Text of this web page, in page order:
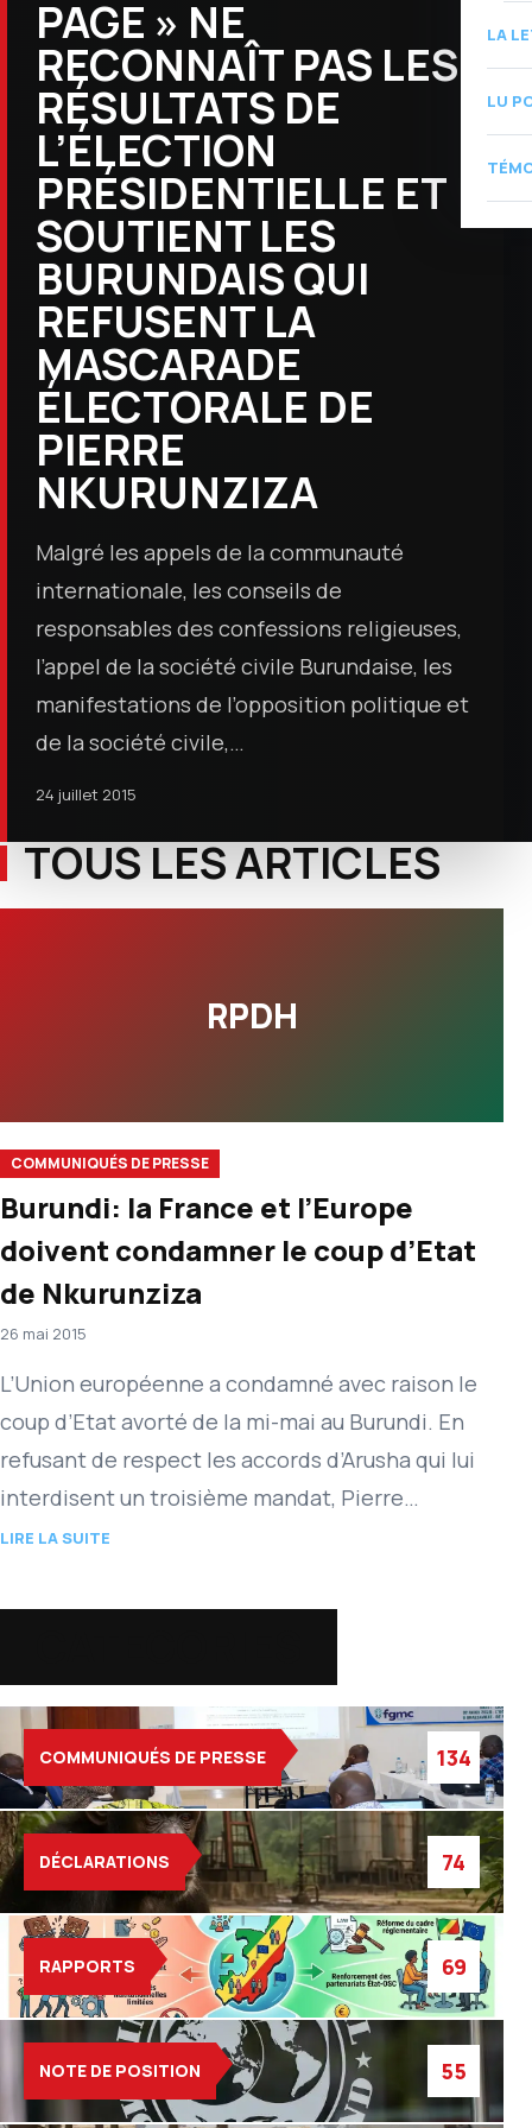
LA
LU
PAGE » NE
RECONNAÎT PAS LES
RÉSULTATS DE
L’ÉLECTION
PRÉSIDENTIELLE ET
SOUTIENT LES
BURUNDAIS QUI
REFUSENT LA
MASCARADE
ÉLECTORALE DE
PIERRE
NKURUNZIZA
Malgré les appels de la communauté
internationale, les conseils de
responsables des confessions religieuses,
l’appel de la société civile Burundaise, les
manifestations de l’opposition politique et
de la société civile,…
24 juillet 2015
TOUS LES ARTICLES
RPDH
COMMUNIQUÉS DE PRESSE
Burundi: la France et l’Europe
doivent condamner le coup d’Etat
de Nkurunziza
26 mai 2015
L’Union européenne a condamné avec raison le
coup d’Etat avorté de la mi-mai au Burundi. En
refusant de respect les accords d’Arusha qui lui
interdisent un troisième mandat, Pierre
Nkurunziza commet lui…
LIRE LA SUITE
COMMUNIQUÉS DE PRESSE 134
DÉCLARATIONS 74
RAPPORTS 69
NOTE DE POSITION 55